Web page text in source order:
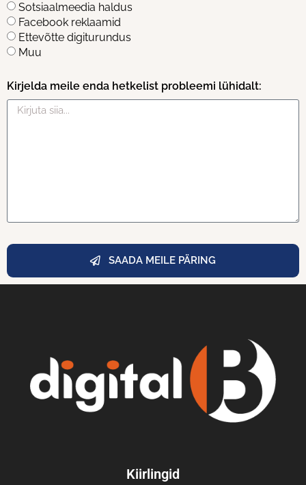
Sotsiaalmeedia haldus
Facebook reklaamid
Ettevõtte digiturundus
Muu
Kirjelda meile enda hetkelist probleemi lühidalt:
SAADA MEILE PÄRING
Kiirlingid